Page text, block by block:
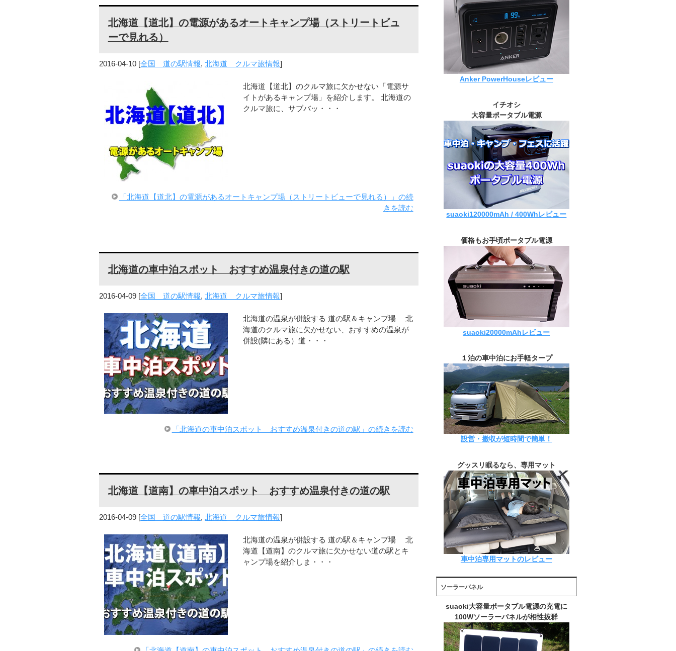
北海道【道北】の電源があるオートキャンプ場（ストリートビュ
ーで見れる）
2016-04-10 [全国 道の駅情報, 北海道 クルマ旅情報]
北海道【道北】のクルマ旅に欠かせない「電源サ
イトがあるキャンプ場」を紹介します。 北海道の
クルマ旅に、サブバッ・・・
「北海道【道北】の電源があるオートキャンプ場（ストリートビューで見れる）」の続
きを読む
北海道の車中泊スポット おすすめ温泉付きの道の駅
2016-04-09 [全国 道の駅情報, 北海道 クルマ旅情報]
北海道の温泉が併設する 道の駅＆キャンプ場 北
海道のクルマ旅に欠かせない、おすすめの温泉が
併設(隣にある）道・・・
「北海道の車中泊スポット おすすめ温泉付きの道の駅」の続きを読む
北海道【道南】の車中泊スポット おすすめ温泉付きの道の駅
2016-04-09 [全国 道の駅情報, 北海道 クルマ旅情報]
北海道の温泉が併設する 道の駅＆キャンプ場 北
海道【道南】のクルマ旅に欠かせない道の駅とキ
ャンプ場を紹介しま・・・
Anker PowerHouseレビュー
イチオシ
大容量ポータブル電源
suaoki120000mAh / 400Whレビュー
価格もお手頃ポータブル電源
suaoki20000mAhレビュー
１泊の車中泊にお手軽タープ
設営・撤収が短時間で簡単！
グッスリ眠るなら、専用マット
車中泊専用マットのレビュー
ソーラーパネル
suaoki大容量ポータブル電源の充電に
100Wソーラーパネルが相性抜群